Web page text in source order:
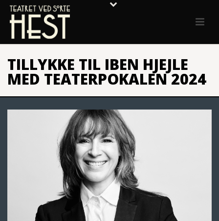
TILLYKKE TIL IBEN HJEJLE
MED TEATERPOKALEN 2024